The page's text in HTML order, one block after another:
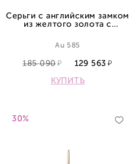
Серьги с английским замком
из желтого золота с
Au 585
185 090
129 563
КУПИТЬ
30%